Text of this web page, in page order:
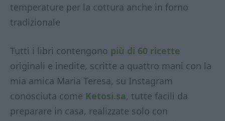
temperature per la cottura anche in forno
tradizionale
Tutti i libri contengono più di 60 ricette
originali e inedite, scritte a quattro mani con la
mia amica Maria Teresa, su Instagram
conosciuta come Ketosi.sa, tutte facili da
preparare in casa, realizzate solo con